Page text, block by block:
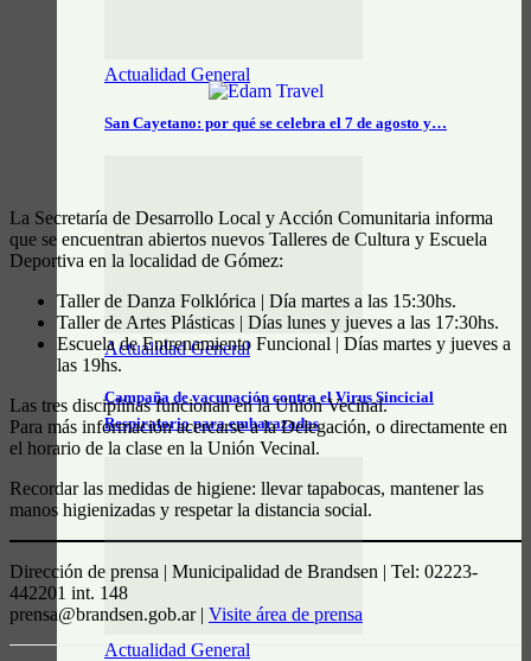
Actualidad General
San Cayetano: por qué se celebra el 7 de agosto y…
Actualidad General
Campaña de vacunación contra el Virus Sincicial
Respiratorio para embarazadas
Actualidad General
La Secretaría de Desarrollo Local y Acción Comunitaria informa
que se encuentran abiertos nuevos Talleres de Cultura y Escuela
Deportiva en la localidad de Gómez:
Taller de Danza Folklórica | Día martes a las 15:30hs.
Taller de Artes Plásticas | Días lunes y jueves a las 17:30hs.
Escuela de Entrenamiento Funcional | Días martes y jueves a
las 19hs.
Las tres disciplinas funcionan en la Unión Vecinal.
Para más información acercarse a la Delegación, o directamente en
el horario de la clase en la Unión Vecinal.
Recordar las medidas de higiene: llevar tapabocas, mantener las
manos higienizadas y respetar la distancia social.
Dirección de prensa | Municipalidad de Brandsen | Tel: 02223-
442201 int. 148
prensa@brandsen.gob.ar | Visite área de prensa